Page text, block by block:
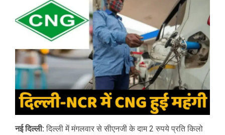
नई दिल्ली: दिल्ली में मंगलवार से सीएनजी के दाम 2 रुपये प्रति किलो